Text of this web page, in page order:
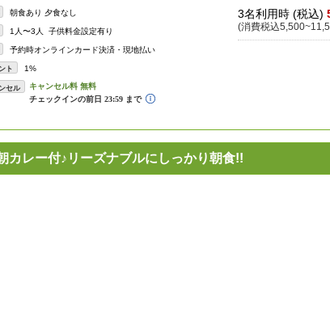
朝食あり 夕食なし
1人〜3人 子供料金設定有り
予約時オンラインカード決済・現地払い
ト 1%
セル
3名利用時 (税込)
(消費税込
カレー付♪リーズナブルにしっかり朝食!!